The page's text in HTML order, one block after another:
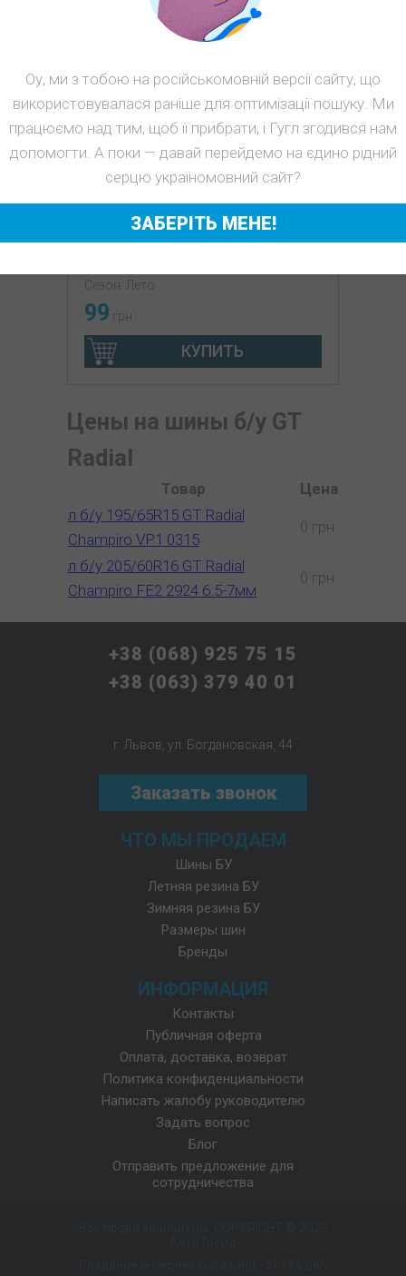
л б/у 205/60R16 GT Radial
Сезон: Лето
99 грн
КУПИТЬ
Цены на шины б/у GT
Radial
Товар
Цена
л б/у 195/65R15 GT Radial
Champiro VP1 0315
0 грн
л б/у 205/60R16 GT Radial
Champiro FE2 2924 6.5-7мм
0 грн
+38 (068) 925 75 15
+38 (063) 379 40 01
г. Львов, ул. Богдановская, 44
Заказать звонок
ЧТО МЫ ПРОДАЕМ
Шины БУ
Летняя резина БУ
Зимняя резина БУ
Размеры шин
Бренды
ИНФОРМАЦИЯ
Контакты
Публичная оферта
Оплата, доставка, возврат
Политика конфиденциальности
Написать жалобу руководителю
Задать вопрос
Блог
Отправить предложение для
сотрудничества
Оу, ми з тобою на російськомовній версії сайту, що
використовувалася раніше для оптимізації пошуку. Ми
працюємо над тим, щоб її прибрати, і Гугл згодився нам
допомогти. А поки — давай перейдемо на єдино рідний
серцю україномовний сайт?
ЗАБЕРІТЬ МЕНЕ!